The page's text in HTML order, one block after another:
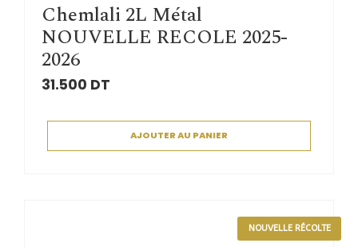
Chemlali 2L Métal
NOUVELLE RECOLE 2025-
2026
31.500 DT
AJOUTER AU PANIER
NOUVELLE RÉCOLTE